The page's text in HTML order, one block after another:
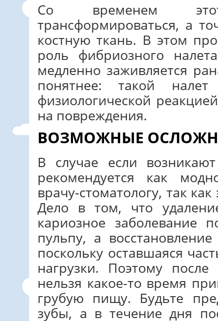
Со временем
трансформироваться, а
костную ткань. В этом
роль фибриозного
медленно заживляется
понятнее: такой налет
физиологической
на повреждения.
ВОЗМОЖНЫЕ
В случае если
рекомендуется как
врачу-стоматологу, так
Дело в том, что
кариозное заболевание
пульпу, а
поскольку оставшаяся
нагрузки. Поэтому
нельзя какое-то время
грубую пищу. Будьте
зубы, а в течение дня